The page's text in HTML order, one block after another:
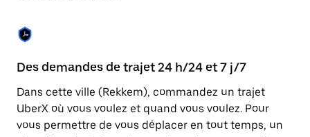
Des demandes de trajet 24 h/24 et 7 j/7
Dans cette ville (Rekkem), commandez un trajet
UberX où vous voulez et quand vous voulez. Pour
vous permettre de vous déplacer en tout temps, un